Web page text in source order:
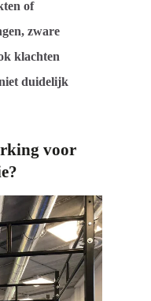
of
zware
klachten
duidelijk
voor
een
specialist
chirurg